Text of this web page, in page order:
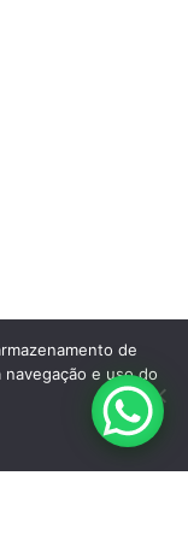
de
e uso do